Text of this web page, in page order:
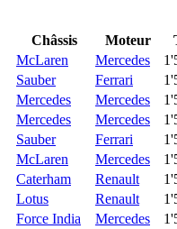
Châssis Moteur
McLaren Mercedes
Sauber Ferrari
Mercedes Mercedes
Mercedes Mercedes
Sauber Ferrari
McLaren Mercedes
Caterham Renault
Lotus Renault
Force India Mercedes